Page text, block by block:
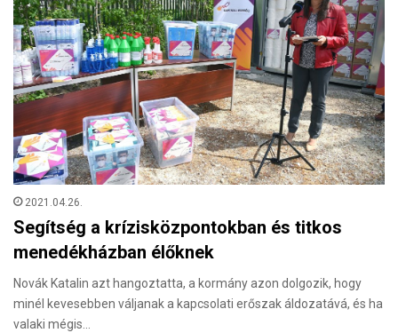
2021.04.26.
Segítség a krízisközpontokban és titkos
menedékházban élőknek
Novák Katalin azt hangoztatta, a kormány azon dolgozik, hogy
minél kevesebben váljanak a kapcsolati erőszak áldozatává, és ha
valaki mégis…